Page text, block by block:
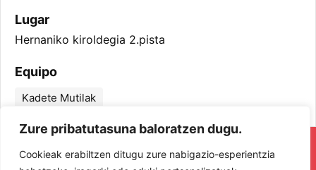
Zure pribatutasuna baloratzen dugu.
Cookieak erabiltzen ditugu zure nabigazio-esperientzia
Lugar
Hernaniko kiroldegia 2.pista
Equipo
Kadete Mutilak
RESPETA Y DISFRUTA. ¡LOS JUGADORES
Y JUGADORAS PROTAGONISTAS!